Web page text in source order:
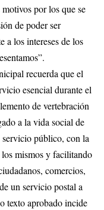
por los que se
de poder ser
a los intereses de los
recuerda que el
esencial durante el
de vertebración
a la vida social de
servicio público, con la
mismos y facilitando
comercios,
un servicio postal a
texto aprobado incide